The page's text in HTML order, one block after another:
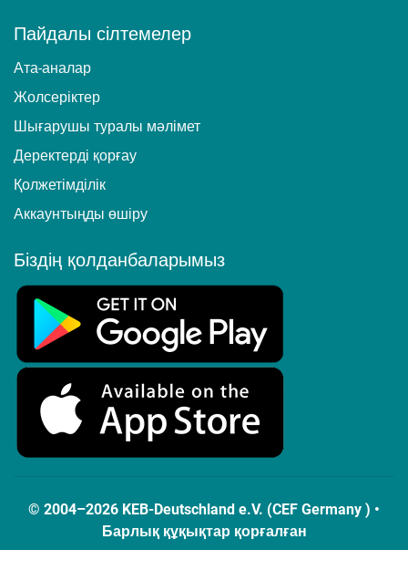
Пайдалы сілтемелер
Ата-аналар
Жолсеріктер
Шығарушы туралы мәлімет
Деректерді қорғау
Қолжетімділік
Аккаунтыңды өшіру
Біздің қолданбаларымыз
© 2004–2026 KEB-Deutschland e.V. (CEF Germany ) •
Барлық құқықтар қорғалған